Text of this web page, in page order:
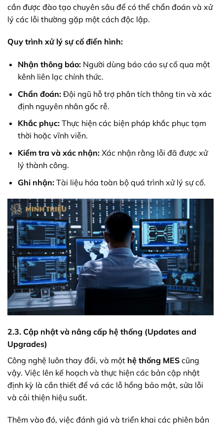
cần được đào tạo chuyên sâu để có thể chẩn đoán và xử
lý các lỗi thường gặp một cách độc lập.
Quy trình xử lý sự cố điển hình:
Nhận thông báo:Người dùng báo cáo sự cố qua một
kênh liên lạc chính thức.
Chẩn đoán:Đội ngũ hỗ trợ phân tích thông tin và xác
định nguyên nhân gốc rễ.
Khắc phục:Thực hiện các biện pháp khắc phục tạm
thời hoặc vĩnh viễn.
Kiểm tra và xác nhận:Xác nhận rằng lỗi đã được xử
lý thành công.
Ghi nhận:Tài liệu hóa toàn bộ quá trình xử lý sự cố.
2.3. Cập nhật và nâng cấp hệ thống (Updates and
Upgrades)
Công nghệ luôn thay đổi, và một hệ thống MES cũng
vậy. Việc lên kế hoạch và thực hiện các bản cập nhật
định kỳ là cần thiết để vá các lỗ hổng bảo mật, sửa lỗi
và cải thiện hiệu suất.
Thêm vào đó, việc đánh giá và triển khai các phiên bản